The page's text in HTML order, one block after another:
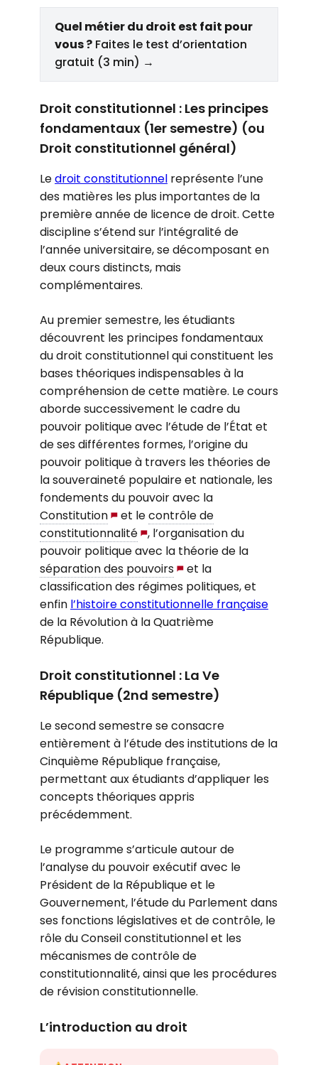
Quel métier du droit est fait pour
vous ? Faites le test d’orientation
gratuit (3 min) →
Droit constitutionnel : Les principes
fondamentaux (1er semestre) (ou
Droit constitutionnel général)
Ledroit constitutionnel représente l’une
des matières les plus importantes de la
première année de licence de droit. Cette
discipline s’étend sur l’intégralité de
l’année universitaire, se décomposant en
deux cours distincts, mais
complémentaires.
Au premier semestre, les étudiants
découvrent les principes fondamentaux
du droit constitutionnel qui constituent les
bases théoriques indispensables à la
compréhension de cette matière. Le cours
aborde successivement le cadre du
pouvoir politique avec l’étude de l’État et
de ses différentes formes, l’origine du
pouvoir politique à travers les théories de
la souveraineté populaire et nationale, les
fondements du pouvoir avec la
Constitution
et lecontrôle de
constitutionnalité
, l’organisation du
pouvoir politique avec la théorie de la
séparation des pouvoirs
et la
classification des régimes politiques, et
enfin l’histoire constitutionnelle française
de la Révolution à la Quatrième
République.
Droit constitutionnel : La Ve
République (2nd semestre)
Le second semestre se consacre
entièrement à l’étude des institutions de la
Cinquième République française,
permettant aux étudiants d’appliquer les
concepts théoriques appris
précédemment.
Le programme s’articule autour de
l’analyse du pouvoir exécutif avec le
Président de la République et le
Gouvernement, l’étude du Parlement dans
ses fonctions législatives et de contrôle, le
rôle du Conseil constitutionnel et les
mécanismes de contrôle de
constitutionnalité, ainsi que les procédures
de révision constitutionnelle.
L’introduction au droit